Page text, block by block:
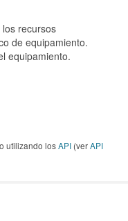
recursos
de equipamiento.
equipamiento.
utilizando losAPI (verAPI